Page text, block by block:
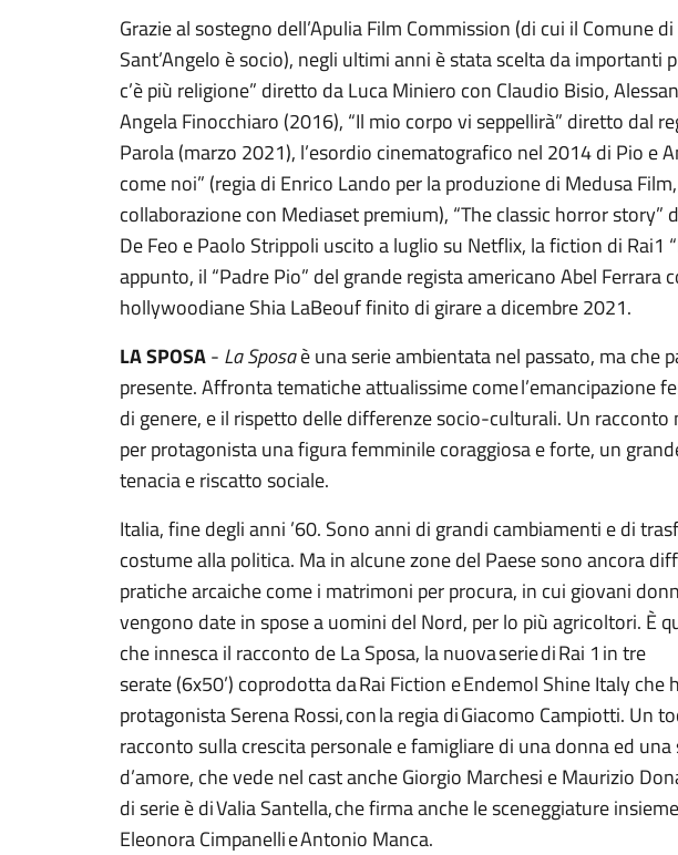
Grazie al sostegno dell’Apulia Film Commission (di cui il Comune
Sant’Angelo è socio), negli ultimi anni è stata scelta da importanti
c’è più religione” diretto da Luca Miniero con Claudio Bisio,
Angela Finocchiaro (2016), “Il mio corpo vi seppellirà” diretto dal
Parola (marzo 2021), l’esordio cinematografico nel 2014 di Pio e
come noi” (regia di Enrico Lando per la produzione di Medusa
collaborazione con Mediaset premium), “The classic horror story”
De Feo e Paolo Strippoli uscito a luglio su Netflix, la fiction di Rai1
appunto, il “Padre Pio” del grande regista americano Abel Ferrara
hollywoodiane Shia LaBeouf finito di girare a dicembre 2021.
LA SPOSA- La Sposaè una serie ambientata nel passato, ma che
presente. Affronta tematiche attualissime come l’emancipazione
di genere, e il rispetto delle differenze socio-culturali. Un racconto
per protagonista una figura femminile coraggiosa e forte, un
tenacia e riscatto sociale.
Italia, fine degli anni ’60. Sono anni di grandi cambiamenti e di
costume alla politica. Ma in alcune zone del Paese sono ancora
pratiche arcaiche come i matrimoni per procura, in cui giovani
vengono date in spose a uomini del Nord, per lo più agricoltori. È
che innesca il racconto de La Sposa, la nuova serie di Rai 1 in tre
serate (6x50’) coprodotta da Rai Fiction e Endemol Shine Italy che
protagonista Serena Rossi, con la regia di Giacomo Campiotti. Un
racconto sulla crescita personale e famigliare di una donna ed
d’amore, che vede nel cast anche Giorgio Marchesi e Maurizio
di serie è di Valia Santella, che firma anche le sceneggiature
Eleonora Cimpanelli e Antonio Manca.